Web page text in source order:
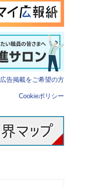
広告掲載をご希望の方
Cookieポリシー